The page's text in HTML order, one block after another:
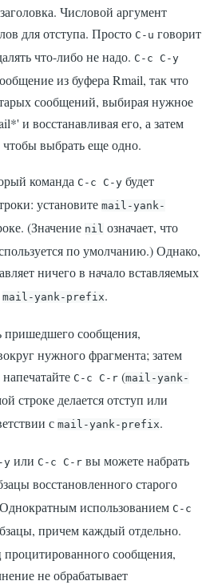
Числовой аргумент
для отступа. Просто C-u говорит
что-либо не надо. C-c C-y
из буфера Rmail, так что
сообщений, выбирая нужное
и восстанавливая его, а затем
выбрать еще одно.
команда C-c C-y будет
установите mail-yank-
(Значение nil означает, что
по умолчанию.) Однако,
ничего в начало вставляемых
mail-yank-prefix.
пришедшего сообщения,
нужного фрагмента; затем
C-c C-r (mail-yank-
строке делается отступ или
с mail-yank-prefix.
y или C-c C-r вы можете набрать
восстановленного старого
использованием C-c
причем каждый отдельно.
сообщения,
не обрабатывает